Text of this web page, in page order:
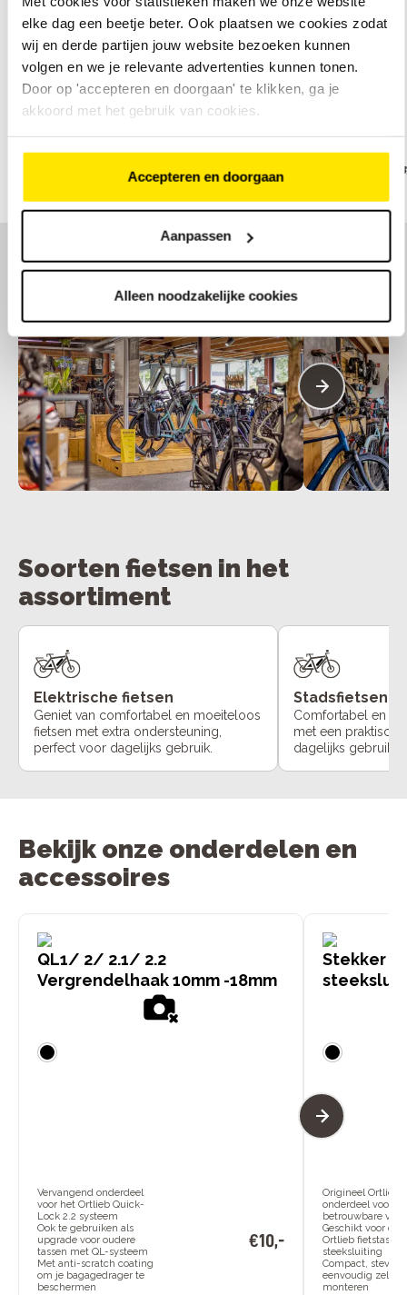
elke dag een beetje beter. Ook plaatsen we cookies zodat
wij en derde partijen jouw website bezoeken kunnen
volgen en we je relevante advertenties kunnen tonen.
Door op 'accepteren en doorgaan' te klikken, ga je
akkoord met het gebruik van cookies.
Accepteren en doorgaan
Aanpassen
Alleen noodzakelijke cookies
Bekijk ons assortiment elektrische fietsen
Onze merken
Een kijkje in onze winkel
Soorten fietsen in het
assortiment
Elektrische fietsen
Geniet van comfortabel en moeiteloos
fietsen met extra ondersteuning,
perfect voor dagelijks gebruik.
Stadsfietsen
Comfortabel en
met een
dagelijks gebruik
Bekijk onze onderdelen en
accessoires
QL1/ 2/ 2.1/ 2.2
Vergrendelhaak 10mm -18mm
Vervangend onderdeel
voor het Ortlieb Quick-
Lock 2.2 systeem
Ook te gebruiken als
upgrade voor oudere
tassen met QL-systeem
Met anti-scratch coating
om je bagagedrager te
beschermen
€10,-
Stekker
Origineel Ortlieb-
onderdeel voor
betrouwbare
Geschikt voor
Ortlieb
steeksluiting
Compact, stevig
eenvoudig zelf te
monteren